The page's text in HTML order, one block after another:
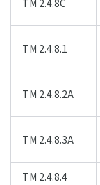
TM 2.4.8C
TM 2.4.8.1
TM 2.4.8.2A
TM 2.4.8.3A
TM 2.4.8.4